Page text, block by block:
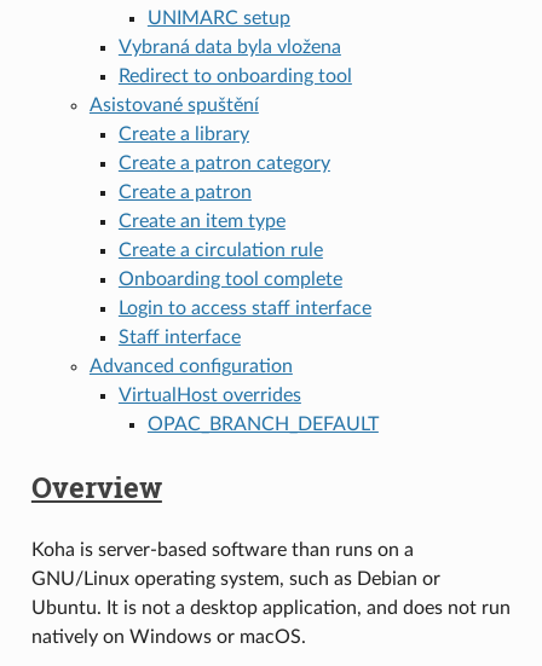
UNIMARC setup
Vybraná data byla vložena
Redirect to onboarding tool
Asistované spuštění
Create a library
Create a patron category
Create a patron
Create an item type
Create a circulation rule
Onboarding tool complete
Login to access staff interface
Staff interface
Advanced configuration
VirtualHost overrides
OPAC_BRANCH_DEFAULT
Overview
Koha is server-based software than runs on a
GNU/Linux operating system, such as Debian or
Ubuntu. It is not a desktop application, and does not run
natively on Windows or macOS.